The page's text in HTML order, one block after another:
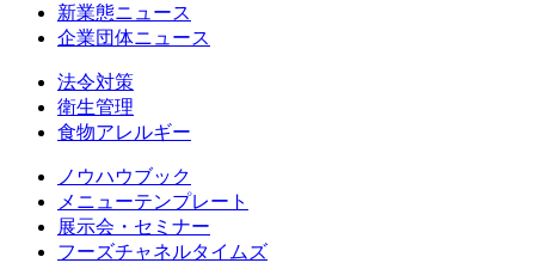
新業態ニュース
企業団体ニュース
法令対策
衛生管理
食物アレルギー
ノウハウブック
メニューテンプレート
展示会・セミナー
フーズチャネルタイムズ